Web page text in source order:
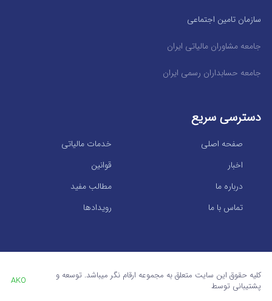
سازمان تامین اجتماعی
جامعه مشاوران مالیاتی ایران
جامعه حسابداران رسمی ایران
دسترسی سریع
خدمات مالیاتی
صفحه اصلی
قوانین
اخبار
مطالب مفید
درباره ما
رویدادها
تماس با ما
کلیه حقوق این سایت متعلق به مجموعه ارقام نگر میباشد. توسعه و
پشتیبانی توسط
AKO